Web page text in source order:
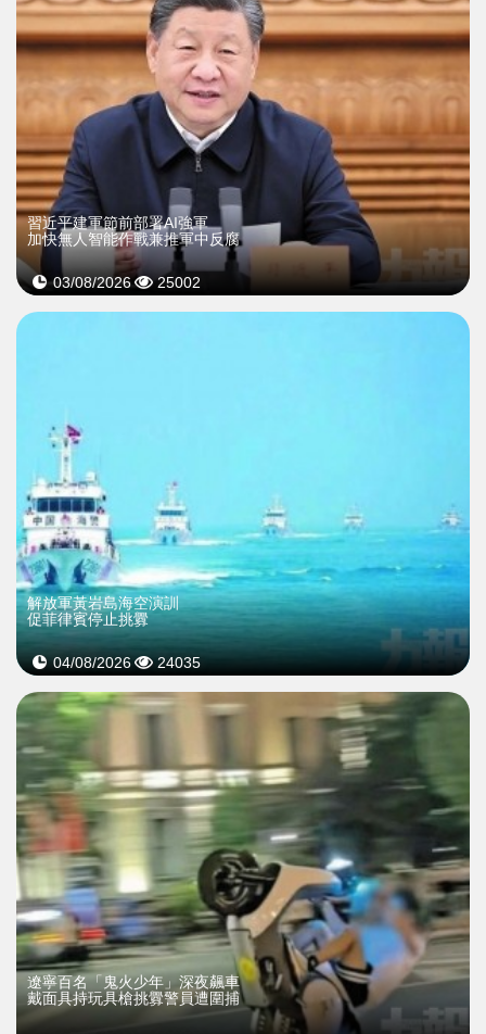
習近平建軍節前部署AI強軍
加快無人智能作戰兼推軍中反腐
03/08/2026 25002
解放軍黃岩島海空演訓
促菲律賓停止挑釁
04/08/2026 24035
遼寧百名「鬼火少年」深夜飆車
戴面具持玩具槍挑釁警員遭圍捕